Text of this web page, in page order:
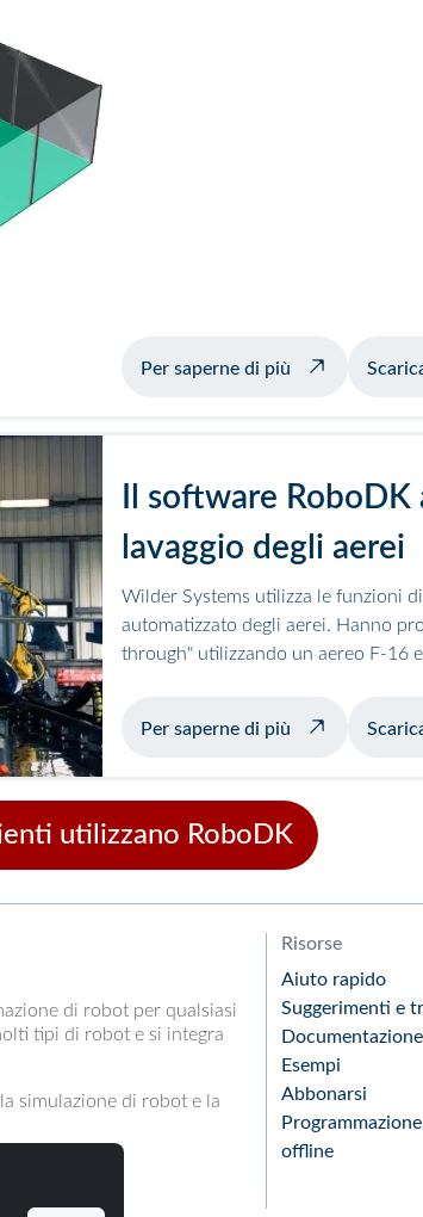
Per saperne di più esempio di
Il software
lavaggio degli aerei
Wilder Systems utilizza le funzioni
automatizzato degli aerei. Hanno
through" utilizzando un aereo F-16
Per saperne di più sul lavaggio
utilizzano RoboDK
di robot per qualsiasi
tipi di robot e si integra
simulazione di robot e la
Risorse
Aiuto rapido
Suggerimenti e
Documentazione
Esempi
Abbonarsi
Programmazione
offline